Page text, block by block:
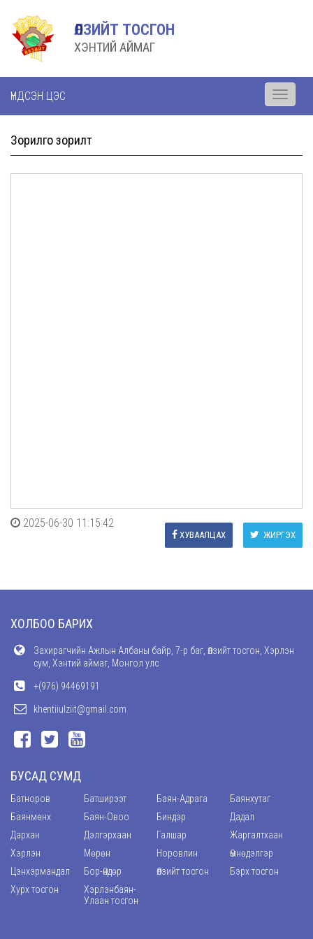
ӨЛЗИЙТ ТОСГОН
ХЭНТИЙ АЙМАГ
ҮНДСЭН ЦЭС
Toggle
Зорилго зорилт
2025-06-30 11:15:42
ЖИРГЭХ
ХУВААЛЦАХ
ХОЛБОО БАРИХ
Захирагчийн Ажлын Албаны байр, 7-р баг, Өлзийт тосгон, Хэрлэн
сум, Хэнтий аймаг, Монгол улс
+(976) 94469191
khentiiulziit@gmail.com
БУСАД СУМД
Батноров Батширээт Баян-Адрага
Баянхутаг
Баянмөнх
Баян-Овоо Биндэр
Дадал
Дархан
Дэлгэрхаан Галшар
Жаргалтхаан
Хэрлэн
Мөрөн Норовлин
Өмнөдэлгэр
Цэнхэрмандал
Бор-Өндөр Өлзийт тосгон
Бэрх тосгон
Хурх тосгон
Хэрлэнбаян-
Улаан тосгон